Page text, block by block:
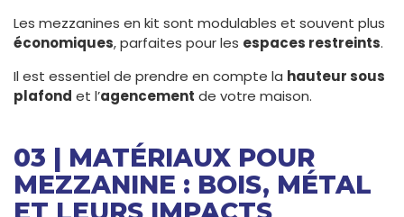
Les mezzanines en kit sont modulables et souvent plus
économiques, parfaites pour les espaces restreints.
Il est essentiel de prendre en compte la hauteur sous
plafond et l’agencement de votre maison.
03 | MATÉRIAUX POUR
MEZZANINE : BOIS, MÉTAL